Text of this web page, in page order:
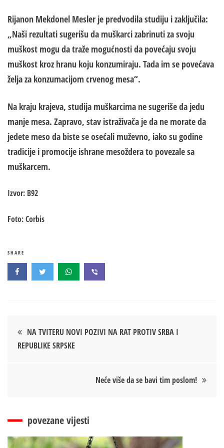
Rijanon Mekdonel Mesler je predvodila studiju i zaključila:
„Naši rezultati sugerišu da muškarci zabrinuti za svoju
muškost mogu da traže mogućnosti da povećaju svoju
muškost kroz hranu koju konzumiraju. Tada im se povećava
želja za konzumacijom crvenog mesa“.
Na kraju krajeva, studija muškarcima ne sugeriše da jedu
manje mesa. Zapravo, stav istraživača je da ne morate da
jedete meso da biste se osećali muževno, iako su godine
tradicije i promocije ishrane mesoždera to povezale sa
muškarcem.
Izvor: B92
Foto: Corbis
SHARE
Кретање
чланка
NA TVITERU NOVI POZIVI NA RAT PROTIV SRBA I
REPUBLIKE SRPSKE
Neće više da se bavi tim poslom!
povezane vijesti